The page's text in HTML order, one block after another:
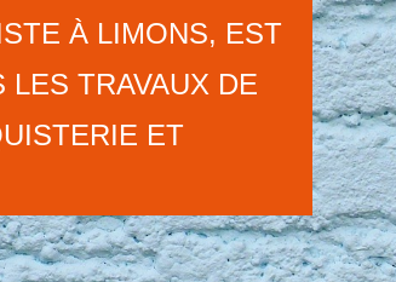
À LIMONS, EST
LES TRAVAUX DE
ET